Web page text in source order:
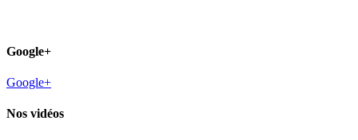
Google+
Google+
Nos vidéos